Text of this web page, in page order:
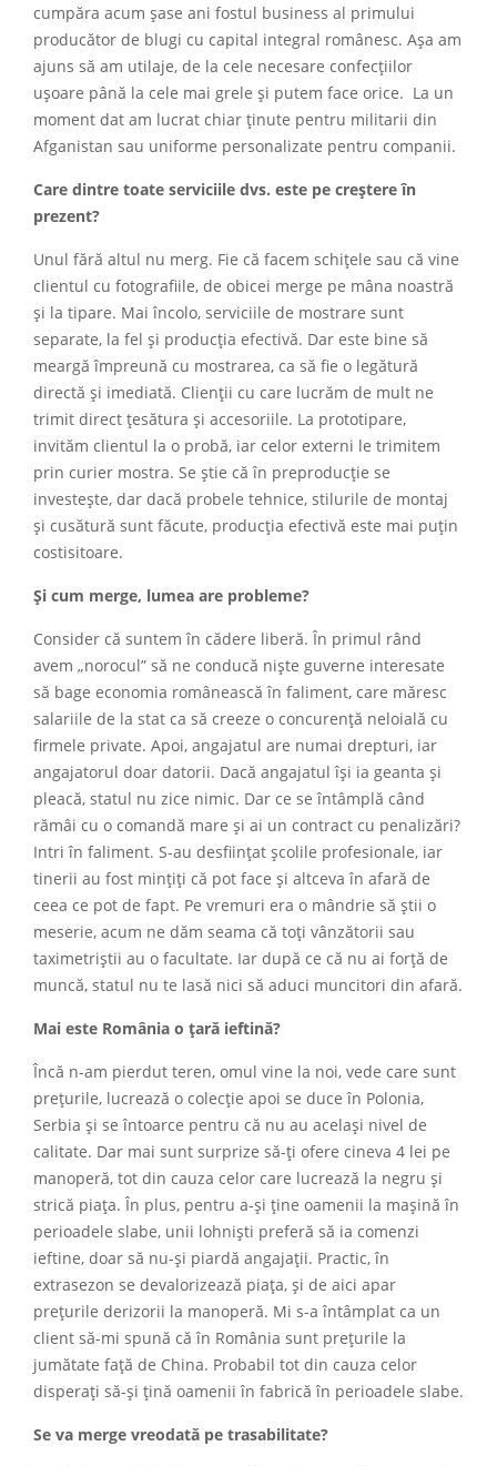
cumpăra acum șase ani fostul business al primului
producător de blugi cu capital integral românesc. Așa am
ajuns să am utilaje, de la cele necesare confecțiilor
ușoare până la cele mai grele și putem face orice. La un
moment dat am lucrat chiar ținute pentru militarii din
Afganistan sau uniforme personalizate pentru companii.
Care dintre toate serviciile dvs. este pe creștere în
prezent?
Unul fără altul nu merg. Fie că facem schițele sau că vine
clientul cu fotografiile, de obicei merge pe mâna noastră
și la tipare. Mai încolo, serviciile de mostrare sunt
separate, la fel și producția efectivă. Dar este bine să
meargă împreună cu mostrarea, ca să fie o legătură
directă și imediată. Clienții cu care lucrăm de mult ne
trimit direct țesătura și accesoriile. La prototipare,
invităm clientul la o probă, iar celor externi le trimitem
prin curier mostra. Se știe că în preproducție se
investește, dar dacă probele tehnice, stilurile de montaj
și cusătură sunt făcute, producția efectivă este mai puțin
costisitoare.
Și cum merge, lumea are probleme?
Consider că suntem în cădere liberă. În primul rând
avem „norocul” să ne conducă niște guverne interesate
să bage economia românească în faliment, care măresc
salariile de la stat ca să creeze o concurență neloială cu
firmele private. Apoi, angajatul are numai drepturi, iar
angajatorul doar datorii. Dacă angajatul își ia geanta și
pleacă, statul nu zice nimic. Dar ce se întâmplă când
rămâi cu o comandă mare și ai un contract cu penalizări?
Intri în faliment. S-au desființat școlile profesionale, iar
tinerii au fost mințiți că pot face și altceva în afară de
ceea ce pot de fapt. Pe vremuri era o mândrie să știi o
meserie, acum ne dăm seama că toți vânzătorii sau
taximetriștii au o facultate. Iar după ce că nu ai forță de
muncă, statul nu te lasă nici să aduci muncitori din afară.
Mai este România o țară ieftină?
Încă n-am pierdut teren, omul vine la noi, vede care sunt
prețurile, lucrează o colecție apoi se duce în Polonia,
Serbia și se întoarce pentru că nu au același nivel de
calitate. Dar mai sunt surprize să-ți ofere cineva 4 lei pe
manoperă, tot din cauza celor care lucrează la negru și
strică piața. În plus, pentru a-și ține oamenii la mașină în
perioadele slabe, unii lohniști preferă să ia comenzi
ieftine, doar să nu-și piardă angajații. Practic, în
extrasezon se devalorizează piața, și de aici apar
prețurile derizorii la manoperă. Mi s-a întâmplat ca un
client să-mi spună că în România sunt prețurile la
jumătate față de China. Probabil tot din cauza celor
disperați să-și țină oamenii în fabrică în perioadele slabe.
Se va merge vreodată pe trasabilitate?